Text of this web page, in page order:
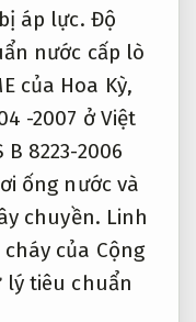
áp lực. Độ
nước cấp lò
của Hoa Kỳ,
-2007 ở Việt
B 8223-2006
ống nước và
chuyền. Linh
của Cộng
lý tiêu chuẩn